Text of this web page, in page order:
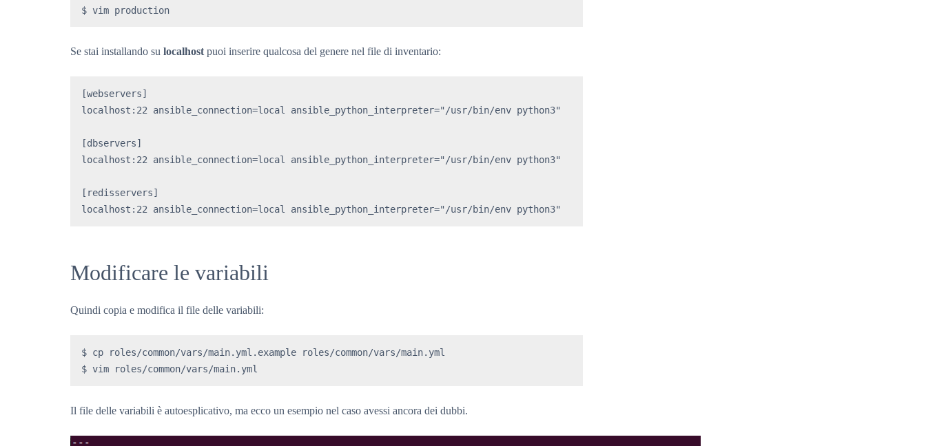
$ vim production
Se stai installando su localhost puoi inserire qualcosa del genere nel file di inventario:
[webservers]
localhost:22 ansible_connection=local ansible_python_interpreter="/usr/bin/env python3"
[dbservers]
localhost:22 ansible_connection=local ansible_python_interpreter="/usr/bin/env python3"
[redisservers]
localhost:22 ansible_connection=local ansible_python_interpreter="/usr/bin/env python3"
Modificare le variabili
Quindi copia e modifica il file delle variabili:
$ cp roles/common/vars/main.yml.example roles/common/vars/main.yml
$ vim roles/common/vars/main.yml
Il file delle variabili è autoesplicativo, ma ecco un esempio nel caso avessi ancora dei dubbi.